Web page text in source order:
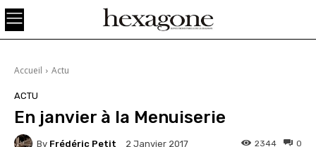
Accueil Actu
ACTU
En janvier à la Menuiserie
By Frédéric Petit 2 Janvier 2017 0
2344